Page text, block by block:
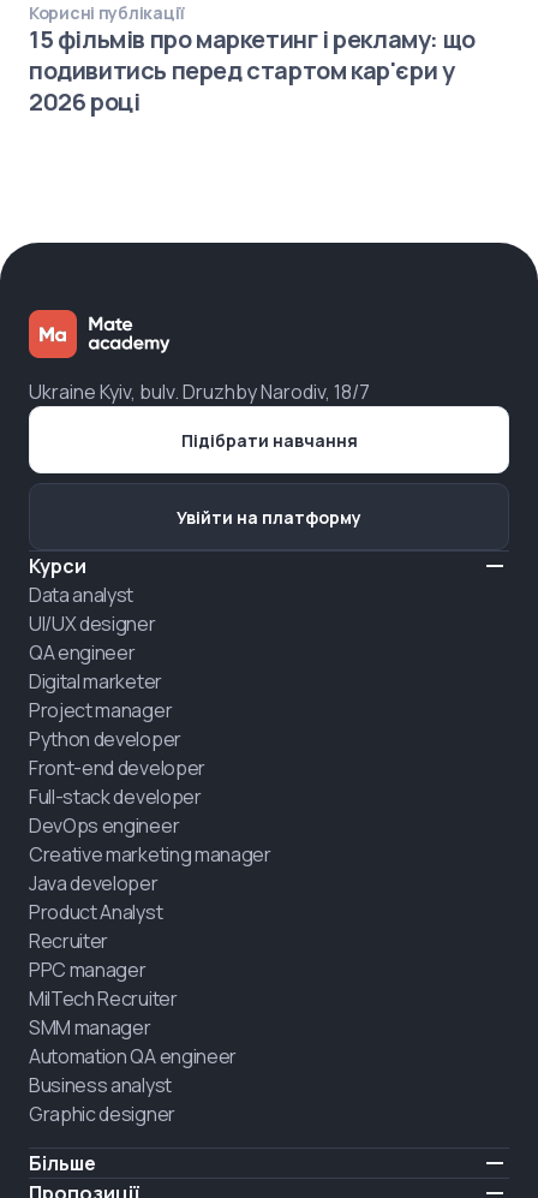
Корисні публікації
15 фільмів про маркетинг і рекламу: що
подивитись перед стартом кар'єри у
2026 році
Ukraine Kyiv, bulv. Druzhby Narodiv, 18/7
Курси
Data analyst
UI/UX designer
QA engineer
Digital marketer
Project manager
Python developer
Front-end developer
Full-stack developer
DevOps engineer
Creative marketing manager
Java developer
Product Analyst
Recruiter
PPC manager
MilTech Recruiter
SMM manager
Automation QA engineer
Business analyst
Graphic designer
Більше
Ціни
Підібрати навчання
Увійти на платформу